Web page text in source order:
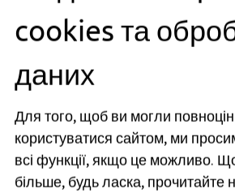
органах.
закінченням
Якщо термін
водійського
закінчується
cookies та
даних
Для того, щоб ви могли
користуватися сайтом, ми
всі функції, якщо це можливо.
більше, будь ласка, прочитайте